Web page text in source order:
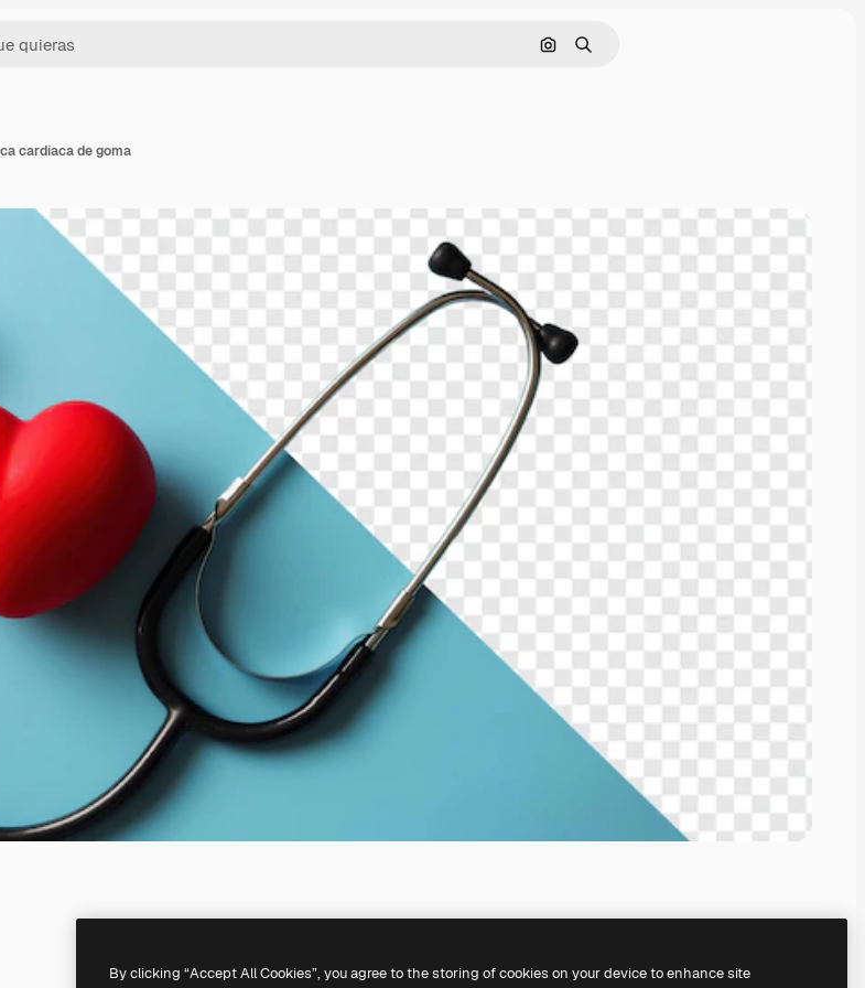
Buscar por imagen
Buscar
cardíaca de goma
By clicking “Accept All Cookies”, you agree to the storing of cookies on your device to enhance site